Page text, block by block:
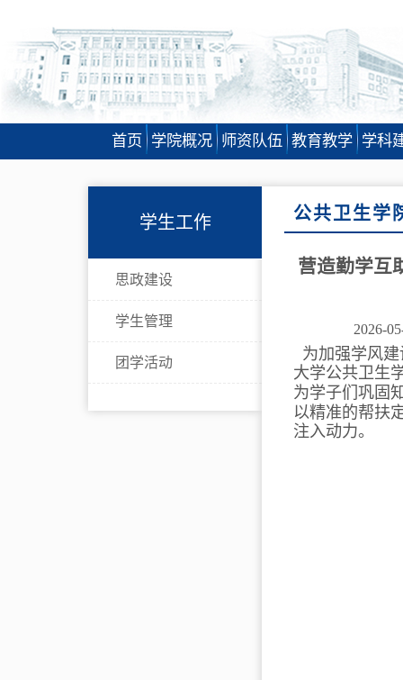
首页 学院概况 师资队伍 教育教学 学科
学生工作
思政建设
学生管理
团学活动
公共卫生学
营造勤学互
2026-
为加强学风
大学公共卫生
为学子们巩固
以精准的帮扶
注入动力。